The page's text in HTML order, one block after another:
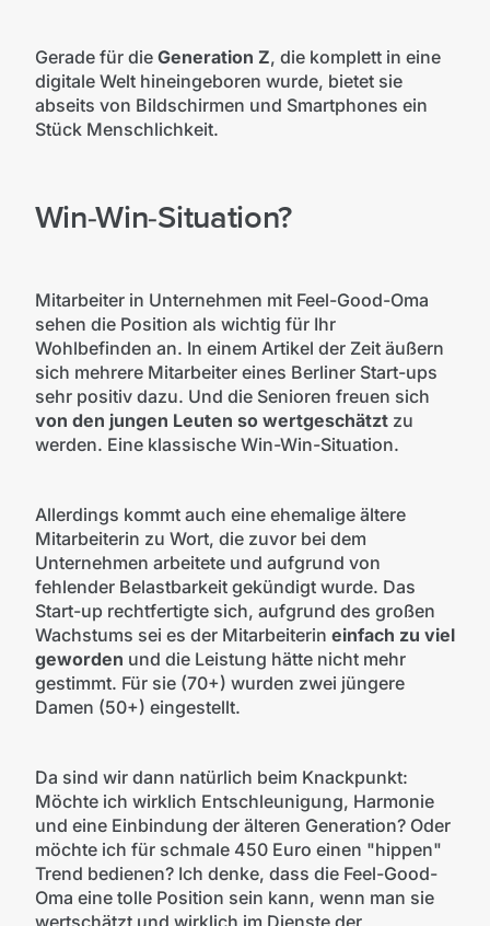
Gerade für die Generation Z, die komplett in eine
digitale Welt hineingeboren wurde, bietet sie
abseits von Bildschirmen und Smartphones ein
Stück Menschlichkeit.
Win-Win-Situation?
Mitarbeiter in Unternehmen mit Feel-Good-Oma
sehen die Position als wichtig für Ihr
Wohlbefinden an. In einem Artikel der Zeit äußern
sich mehrere Mitarbeiter eines Berliner Start-ups
sehr positiv dazu. Und die Senioren freuen sich
von den jungen Leuten so wertgeschätztzu
werden. Eine klassische Win-Win-Situation.
Allerdings kommt auch eine ehemalige ältere
Mitarbeiterin zu Wort, die zuvor bei dem
Unternehmen arbeitete und aufgrund von
fehlender Belastbarkeit gekündigt wurde. Das
Start-up rechtfertigte sich, aufgrund des großen
Wachstums sei es der Mitarbeiterin einfach zu viel
geworden und die Leistung hätte nicht mehr
gestimmt. Für sie (70+) wurden zwei jüngere
Damen (50+) eingestellt.
Da sind wir dann natürlich beim Knackpunkt:
Möchte ich wirklich Entschleunigung, Harmonie
und eine Einbindung der älteren Generation? Oder
möchte ich für schmale 450 Euro einen "hippen"
Trend bedienen? Ich denke, dass die Feel-Good-
Oma eine tolle Position sein kann, wenn man sie
wertschätzt und wirklich im Dienste der